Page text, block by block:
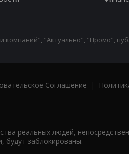
"Актуально", "Промо",
Соглашение |
реальных людей,
будут заблокированы.